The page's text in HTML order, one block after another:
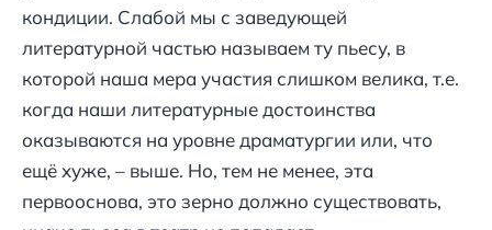
кондиции. Слабой мы с заведующей
литературной частью называем ту пьесу, в
которой наша мера участия слишком велика, т.е.
когда наши литературные достоинства
оказываются на уровне драматургии или, что
ещё хуже, – выше. Но, тем не менее, эта
первооснова, это зерно должно существовать,